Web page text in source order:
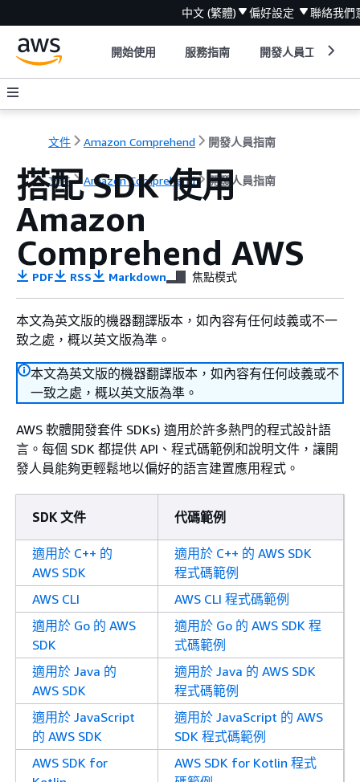
中文 (繁體) 偏好設定 聯絡我們
開始使用 服務指南 開發人員工具
文件 Amazon Comprehend 開發人員指南
文件 Amazon Comprehend 開發人員指南
搭配 SDK 使用
Amazon
Comprehend AWS
PDF RSS Markdown 焦點模式
本文為英文版的機器翻譯版本，如內容有任何歧義或不一
致之處，概以英文版為準。
本文為英文版的機器翻譯版本，如內容有任何歧義或不
一致之處，概以英文版為準。
AWS 軟體開發套件 SDKs) 適用於許多熱門的程式設計語
言。每個 SDK 都提供 API、程式碼範例和說明文件，讓開
發人員能夠更輕鬆地以偏好的語言建置應用程式。
SDK 文件 代碼範例
適用於 C++ 的
AWS SDK
適用於 C++ 的 AWS SDK
程式碼範例
AWS CLI
AWS CLI 程式碼範例
適用於 Go 的 AWS
SDK
適用於 Go 的 AWS SDK 程
式碼範例
適用於 Java 的
AWS SDK
適用於 Java 的 AWS SDK
程式碼範例
適用於 JavaScript
的 AWS SDK
適用於 JavaScript 的 AWS
SDK 程式碼範例
AWS SDK for
AWS SDK for Kotlin 程式